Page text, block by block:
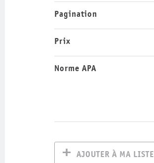
Pagination
Prix
Norme APA
AJOUTER À MA LISTE